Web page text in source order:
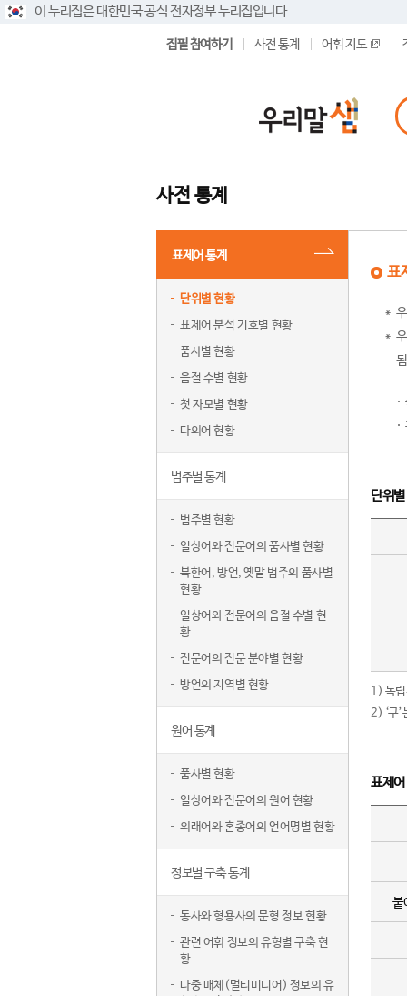
이 누리집은 대한민국 공식 전자정부 누리집입니다.
집필 참여하기 사전 통계 어휘 지도
사전 통계
표제어 통계
단위별 현황
표제어 분석 기호별 현황
품사별 현황
음절 수별 현황
첫 자모별 현황
다의어 현황
범주별 통계
범주별 현황
일상어와 전문어의 품사별 현황
북한어, 방언, 옛말 범주의 품사별
현황
일상어와 전문어의 음절 수별 현
황
전문어의 전문 분야별 현황
방언의 지역별 현황
원어 통계
품사별 현황
일상어와 전문어의 원어 현황
외래어와 혼종어의 언어명별 현황
정보별 구축 통계
동사와 형용사의 문형 정보 현황
관련 어휘 정보의 유형별 구축 현
황
다중 매체(멀티미디어) 정보의 유
표
단위
1) 독립
2) ‘구
표제
붙